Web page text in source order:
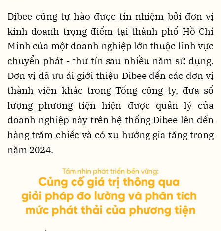
Dibee cũng tự hào được tín nhiệm bởi đơn vị
kinh doanh trọng điểm tại thành phố Hồ Chí
Minh của một doanh nghiệp lớn thuộc lĩnh vực
chuyển phát - thư tín sau nhiều năm sử dụng.
Đơn vị đã ưu ái giới thiệu Dibee đến các đơn vị
thành viên khác trong Tổng công ty, đưa số
lượng phương tiện hiện được quản lý của
doanh nghiệp này trên hệ thống Dibee lên đến
hàng trăm chiếc và có xu hướng gia tăng trong
năm 2024.